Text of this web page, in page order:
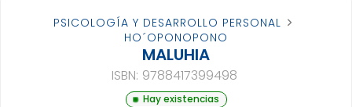
PSICOLOGÍA Y DESARROLLO PERSONAL
HO´OPONOPONO
MALUHIA
ISBN: 9788417399498
Hay existencias